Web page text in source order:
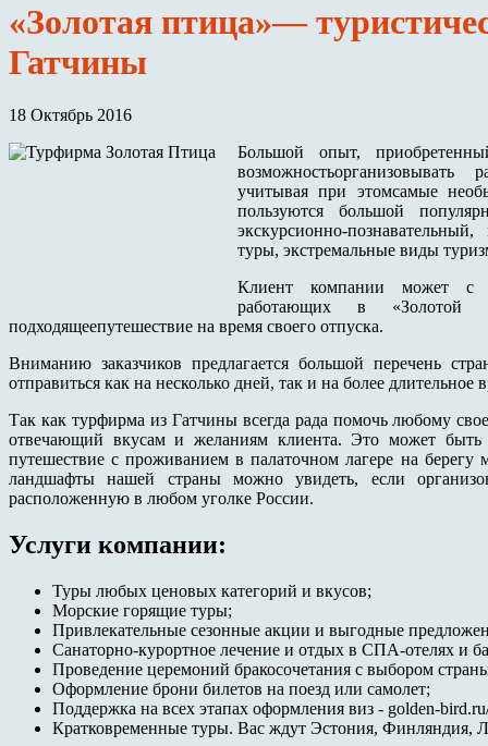
«Золотая птица»—
Гатчины
18 Октябрь 2016
Большой опыт,
учитывая при этомсамые
пользуются большой
экскурсионно-
туры, экстремальные виды
Клиент компании может с
работающих в «Золотой
подходящеепутешествие на время своего отпуска.
Вниманию заказчиков предлагается большой перечень
отправиться как на несколько дней, так и на более длительное
Так как турфирма из Гатчины всегда рада помочь любому
отвечающий вкусам и желаниям клиента. Это может быть
путешествие с проживанием в палаточном лагере на
ландшафты нашей страны можно увидеть, если
расположенную в любом уголке России.
Услуги компании:
Туры любых ценовых категорий и вкусов;
Морские горящие туры;
Привлекательные сезонные акции и выгодные
Санаторно-курортное лечение и отдых в СПА-отелях и
Проведение церемоний бракосочетания с выбором
Оформление брони билетов на поезд или самолет;
Поддержка на всех этапах оформления виз - golden-
Кратковременные туры. Вас ждут Эстония, Финляндия,